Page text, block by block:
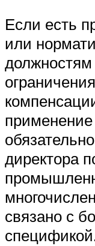
Если есть
или
директора
связано с